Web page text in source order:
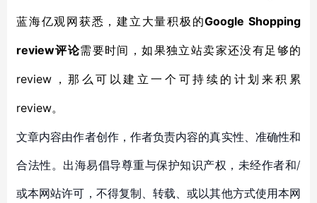
蓝海亿观网获悉， 建立大量积极的Google Shopping
review评论需要时间 ，如果独立站卖家还没有足够的
review，那么可以建立一个可持续的计划来积累
review。
文章内容由作者创作，作者负责内容的真实性、准确性和
合法性。出海易倡导尊重与保护知识产权，未经作者和/
或本网站许可，不得复制、转载、或以其他方式使用本网